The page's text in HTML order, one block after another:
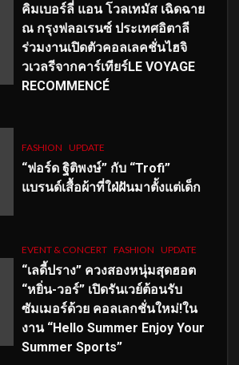
คิมเบอร์ลี่ แอน โวลเทมัส เฉิดฉาย
ณ กรุงฟลอเรนซ์ ประเทศอิตาลี
ร่วมงานเปิดตัวคอลเลคชั่นไฮจิ
วเวลรีจากคาร์เทียร์LE VOYAGE
RECOMMENCÉ
FASHION UPDATE
“ฟอร์ด ฐิติพงษ์” กับ “Trofi”
แบรนด์เสื้อผ้าที่ใฝ่ฝันมาตั้งแต่เด็ก
EVENT & CONCERT FASHION UPDATE
“เลดี้ปราง” ควงสองหนุ่มสุดฮอต
“หยิ่น-วอร์” เปิดรันเวย์ต้อนรับ
ซัมเมอร์ด้วย คอลเลกชั่นใหม่!ใน
งาน “Hello Summer Enjoy Your
Summer Sports”